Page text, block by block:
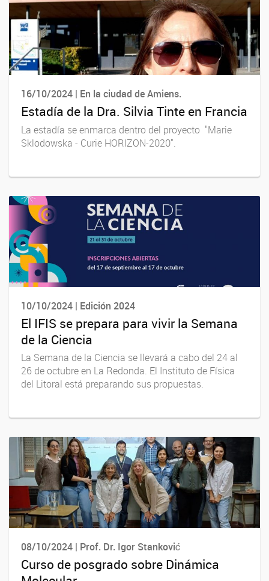
16/10/2024 | En la ciudad de Amiens.
Estadía de la Dra. Silvia Tinte en Francia
La estadía se enmarca dentro del proyecto "Marie
Sklodowska - Curie HORIZON-2020".
10/10/2024 | Edición 2024
El IFIS se prepara para vivir la Semana
de la Ciencia
La Semana de la Ciencia se llevará a cabo del 24 al
26 de octubre en La Redonda. El Instituto de Física
del Litoral está preparando sus propuestas.
08/10/2024 | Prof. Dr. Igor Stanković
Curso de posgrado sobre Dinámica